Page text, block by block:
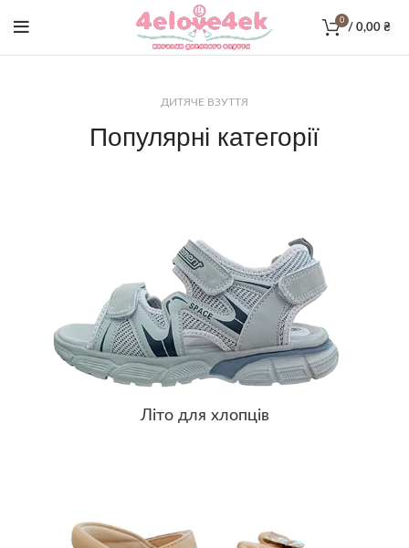
0
/ 0,00 ₴
ДИТЯЧЕ ВЗУТТЯ
Популярні категорії
ПЕРЕГЛЯНУТИ >
Літо для хлопців